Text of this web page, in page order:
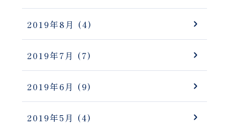
2019年8月 (4)
2019年7月 (7)
2019年6月 (9)
2019年5月 (4)